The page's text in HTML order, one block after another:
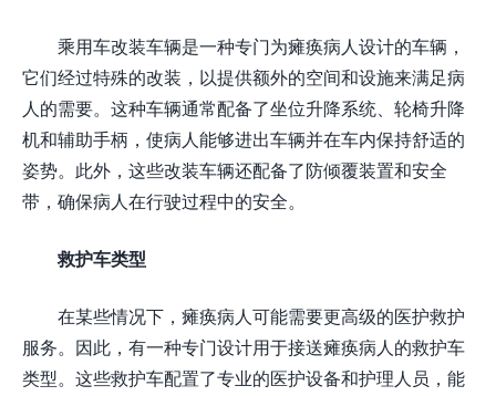
乘用车改装车辆是一种专门为瘫痪病人设计的车辆，
它们经过特殊的改装，以提供额外的空间和设施来满足病
人的需要。这种车辆通常配备了坐位升降系统、轮椅升降
机和辅助手柄，使病人能够进出车辆并在车内保持舒适的
姿势。此外，这些改装车辆还配备了防倾覆装置和安全
带，确保病人在行驶过程中的安全。
救护车类型
在某些情况下，瘫痪病人可能需要更高级的医护救护
服务。因此，有一种专门设计用于接送瘫痪病人的救护车
类型。这些救护车配置了专业的医护设备和护理人员，能